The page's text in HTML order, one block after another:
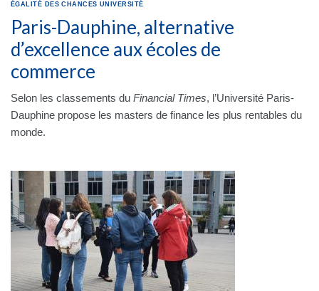
ÉGALITÉ DES CHANCES UNIVERSITÉ
Paris-Dauphine, alternative
d’excellence aux écoles de
commerce
Selon les classements du Financial Times, l’Université Paris-
Dauphine propose les masters de finance les plus rentables du
monde.